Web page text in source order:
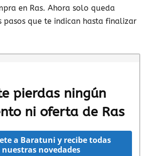
en Ras. Ahora solo queda
pasos que te indican hasta finalizar
pierdas ningún
ni oferta de Ras
a Baratuni y recibe todas
nuestras novedades